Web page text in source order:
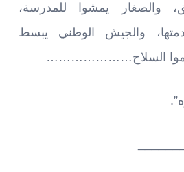
والصغار يمشوا للمدرسة،
والجيش الوطني يبسط
السلاح…………………